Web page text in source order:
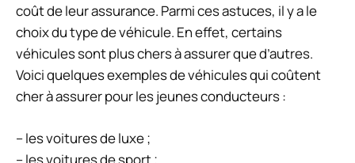
coût de leur assurance. Parmi ces astuces, il y a le
choix du type de véhicule. En effet, certains
véhicules sont plus chers à assurer que d’autres.
Voici quelques exemples de véhicules qui coûtent
cher à assurer pour les jeunes conducteurs :
– les voitures de luxe ;
– les voitures de sport ;